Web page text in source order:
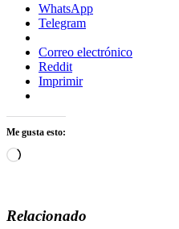
WhatsApp
Telegram
Correo electrónico
Reddit
Imprimir
Me gusta esto:
Cargando...
Relacionado